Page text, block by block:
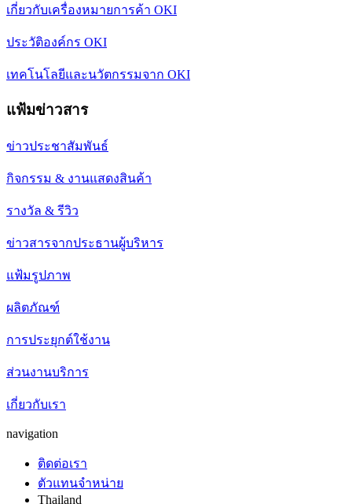
เกี่ยวกับเครื่องหมายการค้า OKI
ประวัติองค์กร OKI
เทคโนโลยีและนวัตกรรมจาก OKI
แฟ้มข่าวสาร
ข่าวประชาสัมพันธ์
กิจกรรม & งานแสดงสินค้า
รางวัล & รีวิว
ข่าวสารจากประธานผู้บริหาร
แฟ้มรูปภาพ
ผลิตภัณฑ์
การประยุกต์ใช้งาน
ส่วนงานบริการ
เกี่ยวกับเรา
navigation
ติดต่อเรา
ตัวแทนจำหน่าย
Thailand